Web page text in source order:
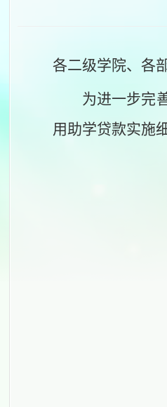
各二级学院、各
为进一步完
用助学贷款实施